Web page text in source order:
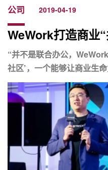
公司 2019-04-19
WeWork打造商业
“并不是联合办公，
社区’，一个能够让商业生